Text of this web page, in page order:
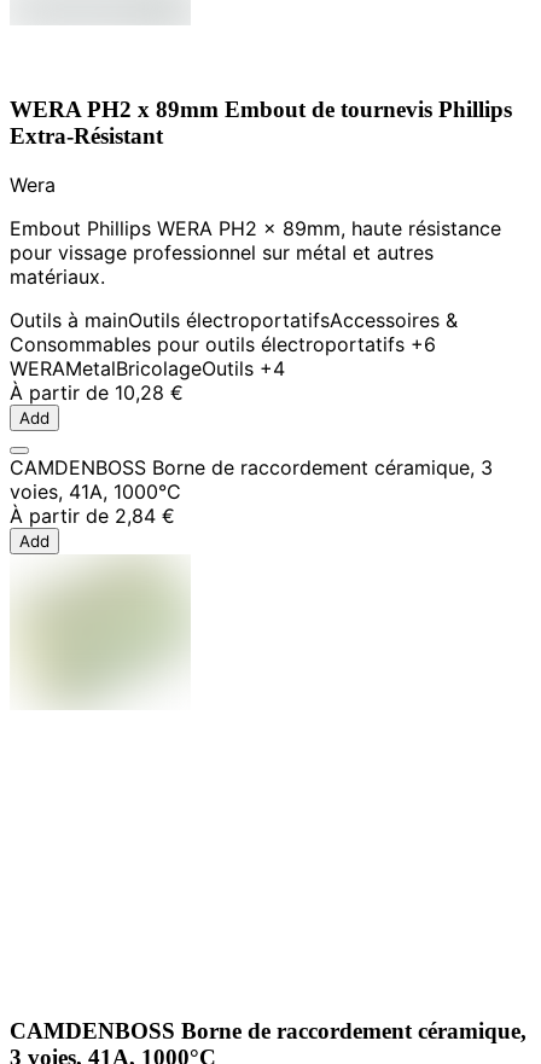
WERA PH2 x 89mm Embout de tournevis Phillips
Extra-Résistant
Wera
Embout Phillips WERA PH2 x 89mm, haute résistance
pour vissage professionnel sur métal et autres
matériaux.
Outils à mainOutils électroportatifsAccessoires &
Consommables pour outils électroportatifs +6
WERAMetalBricolageOutils +4
À partir de 10,28 €
Add
CAMDENBOSS Borne de raccordement céramique, 3
voies, 41A, 1000°C
À partir de 2,84 €
Add
CAMDENBOSS Borne de raccordement céramique,
3 voies, 41A, 1000°C